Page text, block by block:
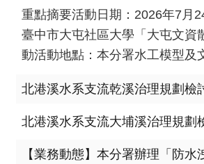
網
站
覽
回
重點摘要活動日期：2026年7月
臺中市大屯社區大學「大屯文資
動活動地點：本分署水工模型及
與流域治理，推動環境教育與全
讀水利碑記：見證烏溪百年治理
...更多